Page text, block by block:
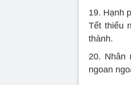
19. Hạnh
Tết thiếu
thành.
20. Nhân
ngoan